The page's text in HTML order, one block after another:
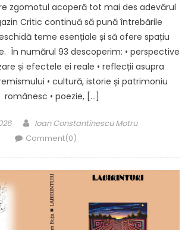
zgomotul acoperă tot mai des adevărul
Critic continuă să pună întrebările
teme esențiale și să ofere spațiu
În numărul 93 descoperim: • perspective
și efectele ei reale • reflecții asupra
• cultură, istorie și patrimoniu
românesc • poezie, […]
Author
Ioan Constantinescu Motru
Comment(0)